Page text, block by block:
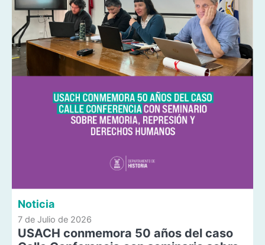
Noticia
7 de Julio de 2026
USACH conmemora 50 años del caso